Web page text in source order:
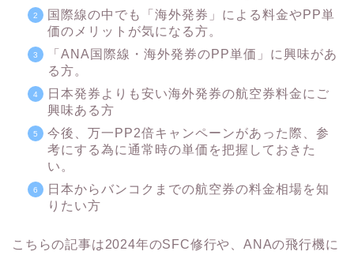
国際線の中でも「海外発券」による料金やPP単
価のメリットが気になる方。
「ANA国際線・海外発券のPP単価」に興味があ
る方。
日本発券よりも安い海外発券の航空券料金にご
興味ある方
今後、万一PP2倍キャンペーンがあった際、参
考にする為に通常時の単価を把握しておきた
い。
日本からバンコクまでの航空券の料金相場を知
りたい方
こちらの記事は2024年のSFC修行や、ANAの飛行機に